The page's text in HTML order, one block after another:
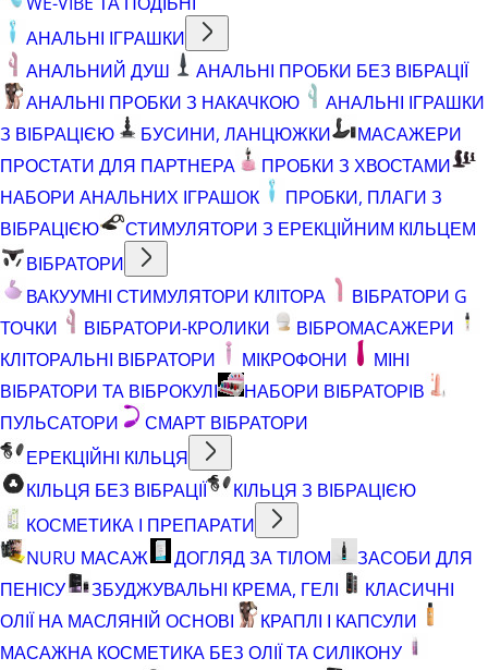
АНАЛЬНІ ІГРАШКИ
АНАЛЬНИЙ ДУШ
АНАЛЬНІ ПРОБКИ БЕЗ ВІБРАЦІЇ
АНАЛЬНІ ПРОБКИ З НАКАЧКОЮ
АНАЛЬНІ ІГРАШКИ
З ВІБРАЦІЄЮ
БУСИНИ, ЛАНЦЮЖКИ
МАСАЖЕРИ
ПРОСТАТИ ДЛЯ ПАРТНЕРА
ПРОБКИ З ХВОСТАМИ
НАБОРИ АНАЛЬНИХ ІГРАШОК
ПРОБКИ, ПЛАГИ З
ВІБРАЦІЄЮ
СТИМУЛЯТОРИ З ЕРЕКЦІЙНИМ КІЛЬЦЕМ
ВІБРАТОРИ
ВАКУУМНІ СТИМУЛЯТОРИ КЛІТОРА
ВІБРАТОРИ G
ТОЧКИ
ВІБРАТОРИ-КРОЛИКИ
ВІБРОМАСАЖЕРИ
КЛІТОРАЛЬНІ ВІБРАТОРИ
МІКРОФОНИ
МІНІ
ВІБРАТОРИ ТА ВІБРОКУЛІ
НАБОРИ ВІБРАТОРІВ
ПУЛЬСАТОРИ
СМАРТ ВІБРАТОРИ
ЕРЕКЦІЙНІ КІЛЬЦЯ
КІЛЬЦЯ БЕЗ ВІБРАЦІЇ
КІЛЬЦЯ З ВІБРАЦІЄЮ
КОСМЕТИКА І ПРЕПАРАТИ
NURU МАСАЖ
ДОГЛЯД ЗА ТІЛОМ
ЗАСОБИ ДЛЯ
ПЕНІСУ
ЗБУДЖУВАЛЬНІ КРЕМА, ГЕЛІ
КЛАСИЧНІ
ОЛІЇ НА МАСЛЯНІЙ ОСНОВІ
КРАПЛІ І КАПСУЛИ
МАСАЖНА КОСМЕТИКА БЕЗ ОЛІЇ ТА СИЛІКОНУ